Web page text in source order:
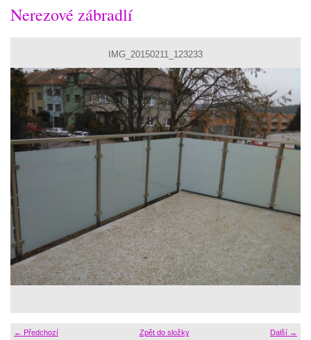
Nerezové zábradlí
IMG_20150211_123233
← Předchozí Další →
Zpět do složky